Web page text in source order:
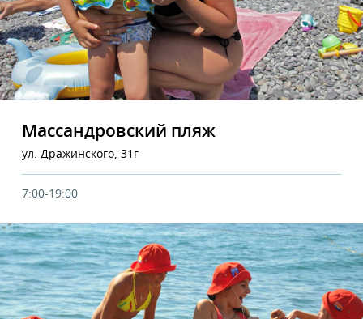
Массандровский пляж
ул. Дражинского, 31г
7:00-19:00